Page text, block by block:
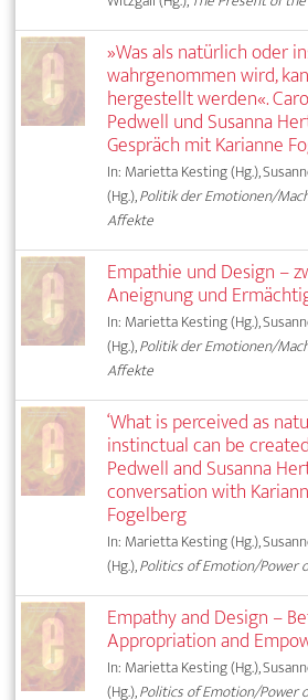
»Was als natürlich oder
wahrgenommen wird,
hergestellt werden«.
Pedwell und Susanna
Gespräch mit Karianne
In: Marietta Kesting (Hg.),
(Hg.),Politik der Emotionen/
Affekte
Empathie und Design –
Aneignung und
In: Marietta Kesting (Hg.),
(Hg.),Politik der Emotionen/
Affekte
‘What is perceived as
instinctual can be
Pedwell and Susanna
conversation with
Fogelberg
In: Marietta Kesting (Hg.),
(Hg.),Politics of Emotion/Power
Empathy and Design –
Appropriation and
In: Marietta Kesting (Hg.),
(Hg.),Politics of Emotion/Power